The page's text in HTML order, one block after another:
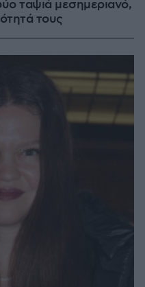
ταψιά μεσημεριανό,
τους